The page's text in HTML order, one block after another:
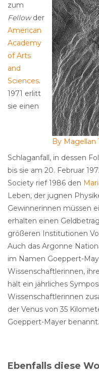
By Magellan
zum
Fellowder
American
Academy
of Arts
and
Sciences.
1971 erlitt
sie einen
Schlaganfall, in dessen
bis sie am 20. Februar
Society rief 1986 den
Leben, der jugnen
Gewinnerinnen müssen
erhalten einen
größeren Institutionen
Auch das Argonne
im Namen Goeppert-
Wissenschaftlerinnen,
hält ein jährliches
Wissenschaftlerinnen
der Venus von 35
Goeppert-Mayer benannt.
Ebenfalls diese